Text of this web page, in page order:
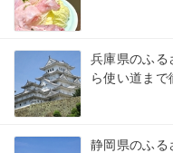
兵庫県のふる
ら使い道まで
静岡県のふる